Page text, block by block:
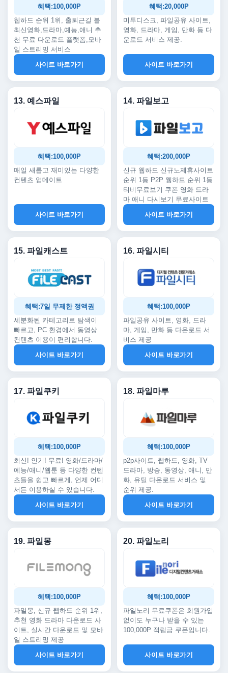
혜택:100,000P
웹하드 순위 1위, 출퇴근길 볼
최신영화,드라마,예능,애니 추
천 무료 다운로드 플랫폼,모바
일 스트리밍 서비스
사이트 바로가기
혜택:20,000P
미투디스크, 파일공유 사이트,
영화, 드라마, 게임, 만화 등 다
운로드 서비스 제공.
사이트 바로가기
13. 예스파일
혜택:100,000P
매일 새롭고 재미있는 다양한
컨텐츠 업데이트
사이트 바로가기
14. 파일보고
혜택:200,000P
신규 웹하드 신규노제휴사이트
순위 1등 P2P 웹하드 순위 1등
티비무료보기 쿠폰 영화 드라
마 애니 다시보기 무료사이트
사이트 바로가기
15. 파일캐스트
혜택:7일 무제한 정액권
세분화된 카테고리로 탐색이
빠르고, PC 환경에서 동영상
컨텐츠 이용이 편리합니다.
사이트 바로가기
16. 파일시티
혜택:100,000P
파일공유 사이트, 영화, 드라
마, 게임, 만화 등 다운로드 서
비스 제공
사이트 바로가기
17. 파일쿠키
혜택:100,000P
최신! 인기! 무료! 영화/드라마/
예능/애니/웹툰 등 다양한 컨텐
츠들을 쉽고 빠르게, 언제 어디
서든 이용하실 수 있습니다.
사이트 바로가기
18. 파일마루
혜택:100,000P
p2p사이트, 웹하드, 영화, TV
드라마, 방송, 동영상, 애니, 만
화, 유틸 다운로드 서비스 및
순위 제공.
사이트 바로가기
19. 파일몽
혜택:100,000P
파일몽, 신규 웹하드 순위 1위,
추천 영화 드라마 다운로드 사
이트, 실시간 다운로드 및 모바
일 스트리밍 제공
사이트 바로가기
20. 파일노리
혜택:100,000P
파일노리 무료쿠폰은 회원가입
없이도 누구나 받을 수 있는
100,000P 적립금 쿠폰입니다.
사이트 바로가기